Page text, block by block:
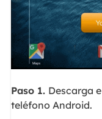
Paso 1. Descarga
teléfono Android.